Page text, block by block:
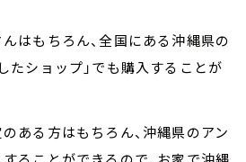
はもちろん、全国にある沖縄県の
たショップ」でも購入することが
ある方はもちろん、沖縄県のアン